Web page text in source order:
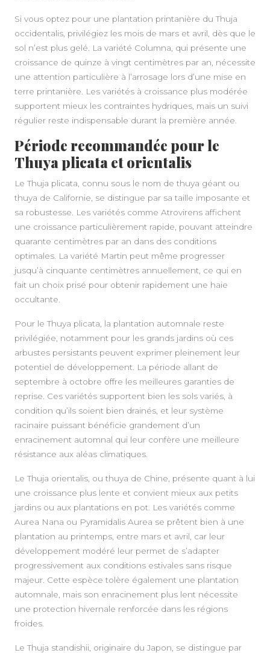
Si vous optez pour une plantation printanière du Thuja
occidentalis, privilégiez les mois de mars et avril, dès que le
sol n’est plus gelé. La variété Columna, qui présente une
croissance de quinze à vingt centimètres par an, nécessite
une attention particulière à l’arrosage lors d’une mise en
terre printanière. Les variétés à croissance plus modérée
supportent mieux les contraintes hydriques, mais un suivi
régulier reste indispensable durant la première année.
Période recommandée pour le
Thuya plicata et orientalis
Le Thuja plicata, connu sous le nom de thuya géant ou
thuya de Californie, se distingue par sa taille imposante et
sa robustesse. Les variétés comme Atrovirens affichent
une croissance particulièrement rapide, pouvant atteindre
quarante centimètres par an dans des conditions
optimales. La variété Martin peut même progresser
jusqu’à cinquante centimètres annuellement, ce qui en
fait un choix prisé pour obtenir rapidement une haie
occultante.
Pour le Thuya plicata, la plantation automnale reste
privilégiée, notamment pour les grands jardins où ces
arbustes persistants peuvent exprimer pleinement leur
potentiel de développement. La période allant de
septembre à octobre offre les meilleures garanties de
reprise. Ces variétés supportent bien les sols variés, à
condition qu’ils soient bien drainés, et leur système
racinaire puissant bénéficie grandement d’un
enracinement automnal qui leur confère une meilleure
résistance aux aléas climatiques.
Le Thuja orientalis, ou thuya de Chine, présente quant à lui
une croissance plus lente et convient mieux aux petits
jardins ou aux plantations en pot. Les variétés comme
Aurea Nana ou Pyramidalis Aurea se prêtent bien à une
plantation au printemps, entre mars et avril, car leur
développement modéré leur permet de s’adapter
progressivement aux conditions estivales sans risque
majeur. Cette espèce tolère également une plantation
automnale, mais son enracinement plus lent nécessite
une protection hivernale renforcée dans les régions
froides.
Le Thuja standishii, originaire du Japon, se distingue par